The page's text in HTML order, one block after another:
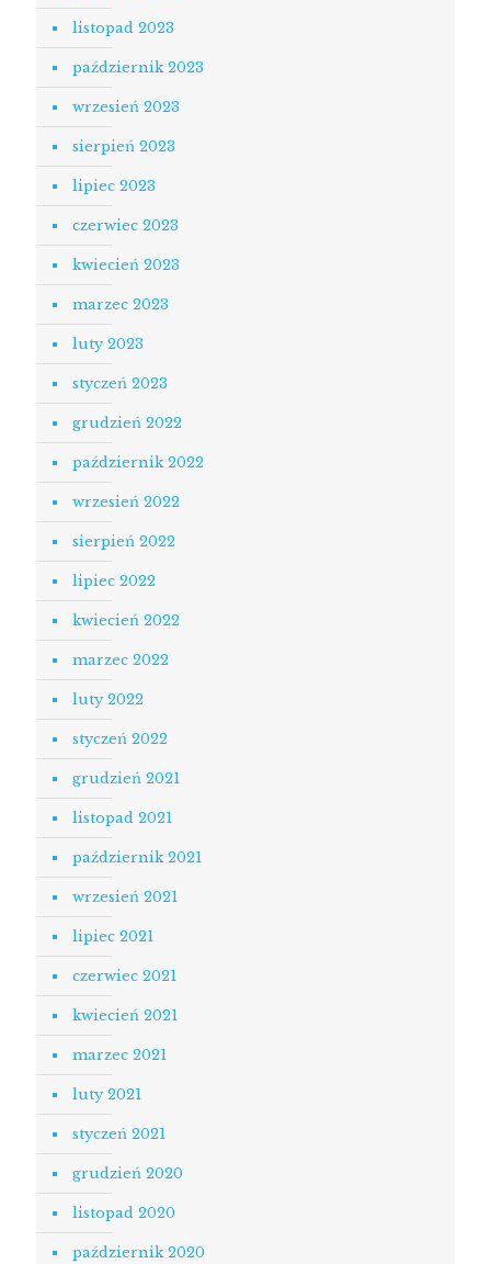
listopad 2023
październik 2023
wrzesień 2023
sierpień 2023
lipiec 2023
czerwiec 2023
kwiecień 2023
marzec 2023
luty 2023
styczeń 2023
grudzień 2022
październik 2022
wrzesień 2022
sierpień 2022
lipiec 2022
kwiecień 2022
marzec 2022
luty 2022
styczeń 2022
grudzień 2021
listopad 2021
październik 2021
wrzesień 2021
lipiec 2021
czerwiec 2021
kwiecień 2021
marzec 2021
luty 2021
styczeń 2021
grudzień 2020
listopad 2020
październik 2020